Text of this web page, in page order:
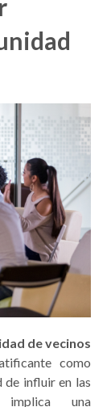
de vecinos
como
de influir en las
implica una